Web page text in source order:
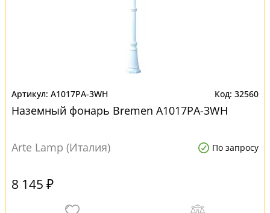
A1017PA-3WH 32560
Наземный фонарь Bremen A1017PA-3WH
Arte Lamp (Италия) По запросу
8 145 ₽